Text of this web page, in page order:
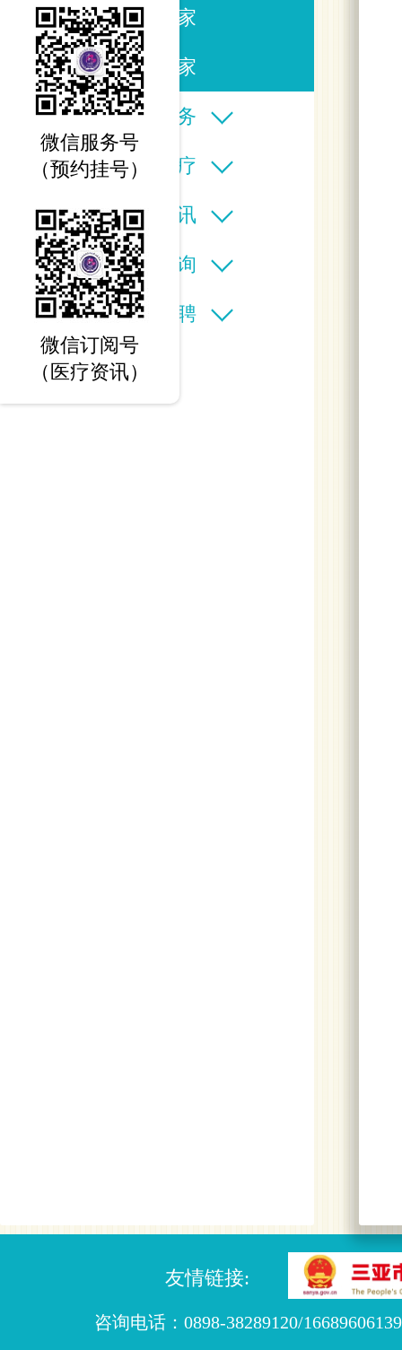
名医专家
门诊专家
医疗服务
特色诊疗
新闻资讯
在线查询
人才招聘
友情链接:
咨询电话：0898-38289120/16689606139
微信服务号
（预约挂号）
微信订阅号
（医疗资讯）